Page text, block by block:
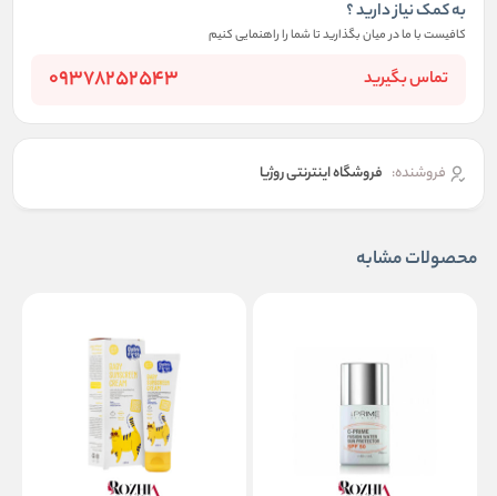
به کمک نیاز دارید ؟
کافیست با ما در میان بگذارید تا شما را راهنمایی کنیم
تماس بگیرید 09378252543
فروشنده: فروشگاه اینترنتی روژیا
محصولات مشابه